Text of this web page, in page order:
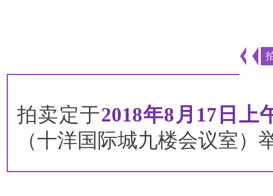
拍卖定于2018年8月17日上
（十洋国际城九楼会议室）